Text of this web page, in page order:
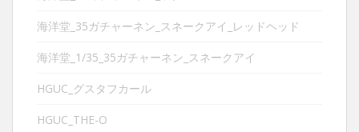
海洋堂_35ガチャーネン_スネークアイ_レッドヘッド
海洋堂_1/35_35ガチャーネン_スネークアイ
HGUC_グスタフカール
HGUC_THE-O